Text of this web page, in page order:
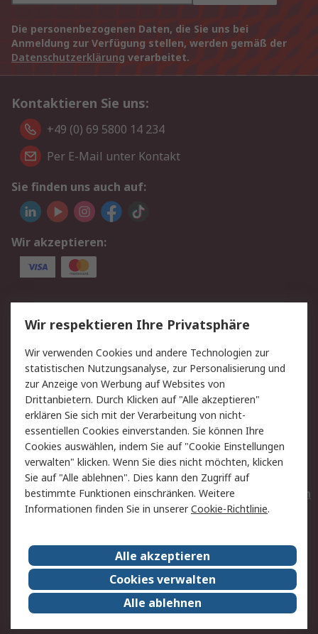
Die personenbezogenen Daten, die Sie uns bei
Anmeldung zur Verfügung stellen, werden gemäß der
Datenschutzerklärung verarbeitet.
Kontaktieren Sie uns:
+49 (0) 69 5800 14 234
Per E-Mail unter Kontakt
Sie finden uns auch auf:
Wir akzeptieren:
Service
Value Added Services
Lieferlösungen
Rücksendungen
Kontakt
Hilfe
Privatkunden
Rechtliches
AGB
Datenschutz
Cookie-Richtlinie
Zahlungsbedingungen
Copyright/Impressum
Entsorgung
Elektrogeräte/Batterien
RS weltweit
Karriere bei RS
Nachhaltigkeit
Qualität/Umwelt/ZertifikatePresse-Center
Event-Center
Wir respektieren Ihre Privatsphäre
Wir verwenden Cookies und andere Technologien zur
statistischen Nutzungsanalyse, zur Personalisierung und
zur Anzeige von Werbung auf Websites von
Drittanbietern. Durch Klicken auf "Alle akzeptieren"
erklären Sie sich mit der Verarbeitung von nicht-
essentiellen Cookies einverstanden. Sie können Ihre
Cookies auswählen, indem Sie auf "Cookie Einstellungen
verwalten" klicken. Wenn Sie dies nicht möchten, klicken
Sie auf "Alle ablehnen". Dies kann den Zugriff auf
bestimmte Funktionen einschränken. Weitere
Informationen finden Sie in unsererCookie-Richtlinie.
Alle akzeptieren
Cookies verwalten
Alle ablehnen